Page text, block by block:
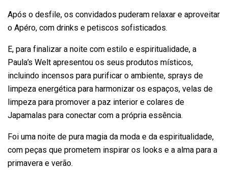
Após o desfile, os convidados puderam relaxar e aproveitar
o Apéro, com drinks e petiscos sofisticados.
E, para finalizar a noite com estilo e espiritualidade, a
Paula’s Welt apresentou os seus produtos místicos,
incluindo incensos para purificar o ambiente, sprays de
limpeza energética para harmonizar os espaços, velas de
limpeza para promover a paz interior e colares de
Japamalas para conectar com a própria essência.
Foi uma noite de pura magia da moda e da espiritualidade,
com peças que prometem inspirar os looks e a alma para a
primavera e verão.